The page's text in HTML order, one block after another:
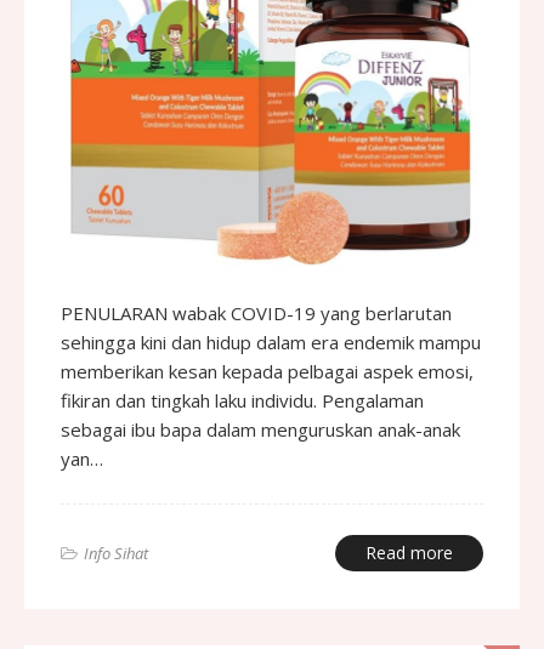
PENULARAN wabak COVID-19 yang berlarutan
sehingga kini dan hidup dalam era endemik mampu
memberikan kesan kepada pelbagai aspek emosi,
fikiran dan tingkah laku individu. Pengalaman
sebagai ibu bapa dalam menguruskan anak-anak
yan…
Info Sihat Read more